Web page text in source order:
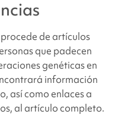
de artículos
que padecen
genéticas en
información
así como enlaces a
al artículo completo.